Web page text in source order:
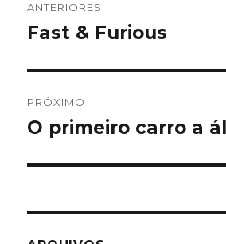
de
ANTERIORES
Post
Fast & Furious
PRÓXIMO
Próximo
O primeiro carro a